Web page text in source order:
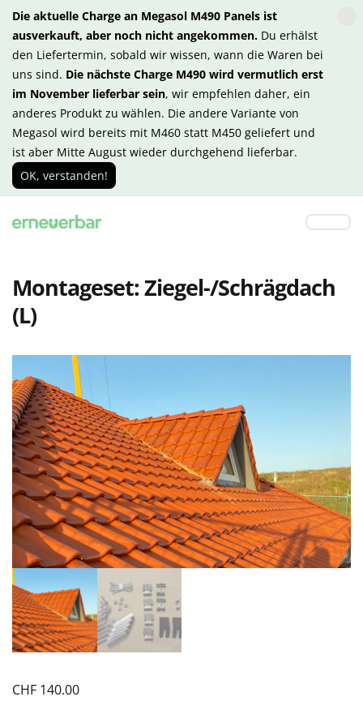
Die aktuelle Charge an Megasol M490 Panels ist
ausverkauft, aber noch nicht angekommen. Du erhälst
den Liefertermin, sobald wir wissen, wann die Waren bei
uns sind. Die nächste Charge M490 wird vermutlich erst
im November lieferbar sein, wir empfehlen daher, ein
anderes Produkt zu wählen. Die andere Variante von
Megasol wird bereits mit M460 statt M450 geliefert und
ist aber Mitte August wieder durchgehend lieferbar.
OK, verstanden!
Montageset: Ziegel-/Schrägdach
(L)
CHF 140.00